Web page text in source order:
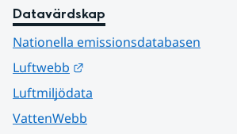
Datavärdskap
Nationella emissionsdatabasen
Luftwebb
Luftmiljödata
VattenWebb